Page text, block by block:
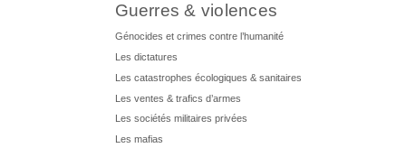
Guerres & violences
Génocides et crimes contre l’humanité
Les dictatures
Les catastrophes écologiques & sanitaires
Les ventes & trafics d’armes
Les sociétés militaires privées
Les mafias